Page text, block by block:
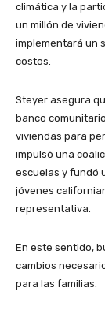
climática y la
un millón de
implementará un
costos.
Steyer asegura
banco
viviendas para
impulsó una
escuelas y fundó
jóvenes
representativa.
En este sentido,
cambios
para las familias.